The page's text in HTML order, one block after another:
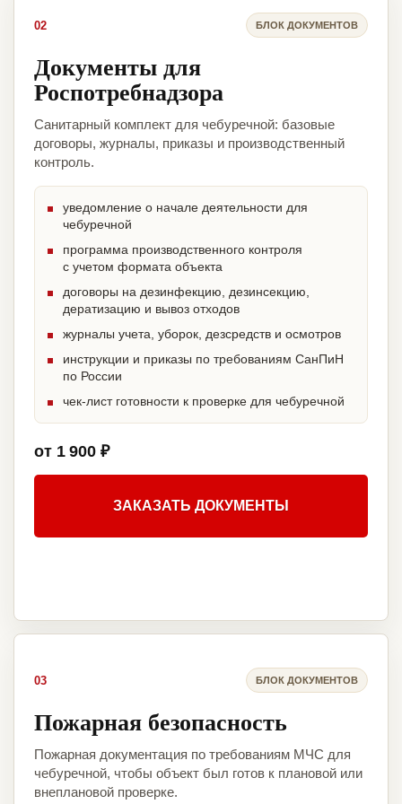
02 БЛОК ДОКУМЕНТОВ
Документы для
Роспотребнадзора
Санитарный комплект для чебуречной: базовые
договоры, журналы, приказы и производственный
контроль.
уведомление о начале деятельности для
чебуречной
программа производственного контроля
с учетом формата объекта
договоры на дезинфекцию, дезинсекцию,
дератизацию и вывоз отходов
журналы учета, уборок, дезсредств и осмотров
инструкции и приказы по требованиям СанПиН
по России
чек-лист готовности к проверке для чебуречной
от 1 900 ₽
ЗАКАЗАТЬ ДОКУМЕНТЫ
03 БЛОК ДОКУМЕНТОВ
Пожарная безопасность
Пожарная документация по требованиям МЧС для
чебуречной, чтобы объект был готов к плановой или
внеплановой проверке.